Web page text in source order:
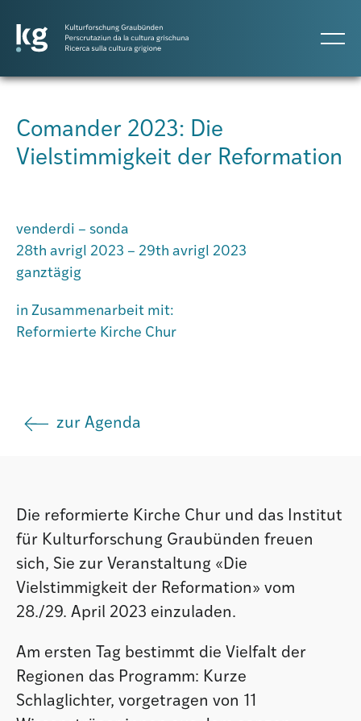
Projects
Persunas
Agenda
Atlas GR
Comander 2023: Die
Vielstimmigkeit der Reformation
venderdi – sonda
28th avrigl 2023 – 29th avrigl 2023
ganztägig
in Zusammenarbeit mit:
Reformierte Kirche Chur
zur Agenda
Die reformierte Kirche Chur und das Institut
für Kulturforschung Graubünden freuen
sich, Sie zur Veranstaltung «Die
Vielstimmigkeit der Reformation» vom
28./29. April 2023 einzuladen.
Am ersten Tag bestimmt die Vielfalt der
Regionen das Programm: Kurze
Schlaglichter, vorgetragen von 11